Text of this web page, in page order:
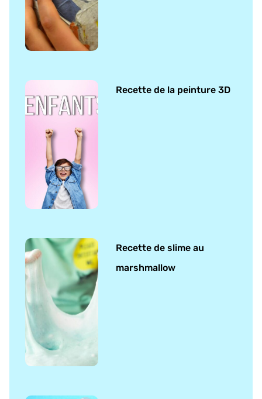
Recette de la peinture 3D
Recette de slime au
marshmallow